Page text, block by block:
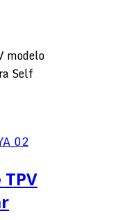
modelo
Self